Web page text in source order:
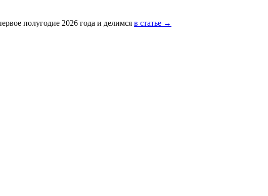
полугодие 2026 года и делимся в статье →